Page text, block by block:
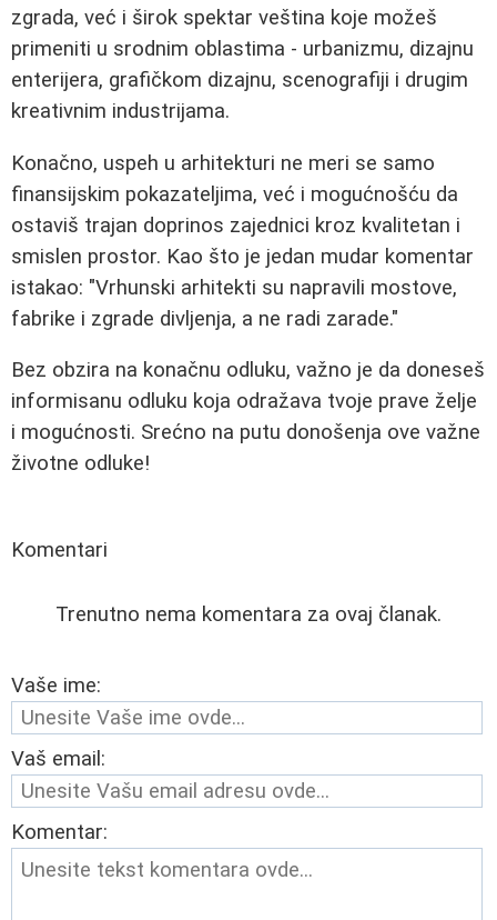
zgrada, već i širok spektar veština koje možeš
primeniti u srodnim oblastima - urbanizmu, dizajnu
enterijera, grafičkom dizajnu, scenografiji i drugim
kreativnim industrijama.
Konačno, uspeh u arhitekturi ne meri se samo
finansijskim pokazateljima, već i mogućnošću da
ostaviš trajan doprinos zajednici kroz kvalitetan i
smislen prostor. Kao što je jedan mudar komentar
istakao: "Vrhunski arhitekti su napravili mostove,
fabrike i zgrade divljenja, a ne radi zarade."
Bez obzira na konačnu odluku, važno je da doneseš
informisanu odluku koja odražava tvoje prave želje
i mogućnosti. Srećno na putu donošenja ove važne
životne odluke!
Komentari
Trenutno nema komentara za ovaj članak.
Vaše ime:
Vaš email:
Komentar: